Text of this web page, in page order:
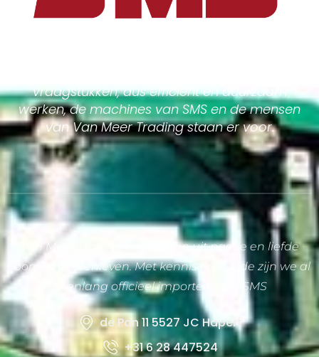
vraagstukken, dus efficient en duurzaam
werken, de machines van SMS en de mensen
van Van Meer Trading staan er voor.
Van Meer Trading is ontstaan uit passie en liefde
voor het boerenleven. Met kennis en kunde zijn we al
jarenlang officieel importeur van SMS
de Pan 11 5527 JC Hapert
+31 6 28 447524